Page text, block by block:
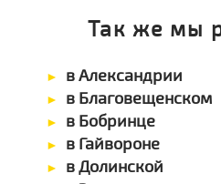
Так же мы
в Александрии
в Благовещенском
в Бобринце
в Гайвороне
в Долинской